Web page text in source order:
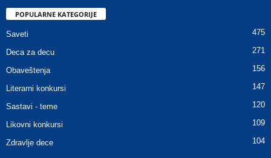
POPULARNE KATEGORIJE
Saveti 475
Deca za decu 271
Obaveštenja 156
Literarni konkursi 147
Sastavi - teme 120
Likovni konkursi 109
Zdravlje dece 104